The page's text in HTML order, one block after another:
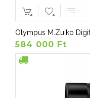
Olympus M.Zuiko
584 000 Ft